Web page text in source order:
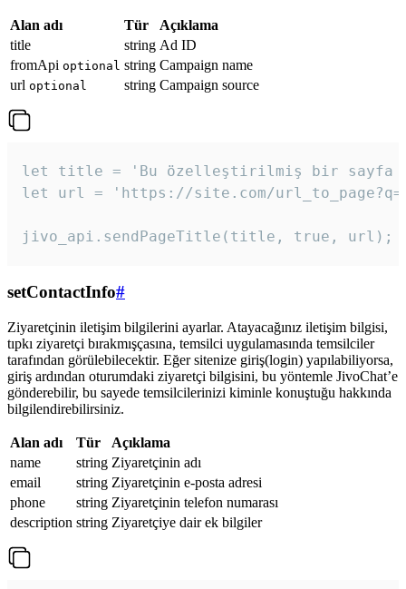
Alan adı Tür
Açıklama
title
string Ad ID
fromApi optional string Campaign name
url optional string Campaign source
let title = 'Bu özelleştirilmiş bir sayfa
let url = 'https://site.com/
jivo_api.sendPageTitle(title, true, url);
setContactInfo#
Ziyaretçinin iletişim bilgilerini ayarlar. Atayacağınız iletişim bilgisi,
tıpkı ziyaretçi bırakmışçasına, temsilci uygulamasında temsilciler
tarafından görülebilecektir. Eğer sitenize giriş(login) yapılabiliyorsa,
giriş ardından oturumdaki ziyaretçi bilgisini, bu yöntemle JivoChat’e
gönderebilir, bu sayede temsilcilerinizi kiminle konuştuğu hakkında
bilgilendirebilirsiniz.
Alan adı Tür
Açıklama
name
string Ziyaretçinin adı
email
string Ziyaretçinin e-posta adresi
phone
string Ziyaretçinin telefon numarası
description string Ziyaretçiye dair ek bilgiler